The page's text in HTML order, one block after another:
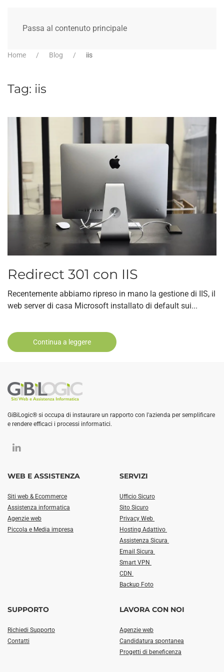
Passa al contenuto principale
Home Blog iis
Tag: iis
Redirect 301 con IIS
Recentemente abbiamo ripreso in mano la gestione di IIS, il
web server di casa Microsoft installato di default sui...
Continua a leggere
GiBiLogic® si occupa di instaurare un rapporto con l'azienda per semplificare
e rendere efficaci i processi informatici.
WEB E ASSISTENZA
Siti web & Ecommerce
Assistenza informatica
Agenzie web
Piccola e Media impresa
SERVIZI
Ufficio Sicuro
Sito Sicuro
Privacy Web
Hosting Adattivo
Assistenza Sicura
Email Sicura
Smart VPN
CDN
Backup Foto
SUPPORTO
Richiedi Supporto
Contatti
LAVORA CON NOI
Agenzie web
Candidatura spontanea
Progetti di beneficenza